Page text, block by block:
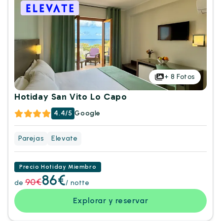
+ 8 Fotos
Hotiday San Vito Lo Capo
4.4/5 Google
Parejas Elevate
Precio Hotiday Miembro
de 90€86€/ notte
Explorar y reservar